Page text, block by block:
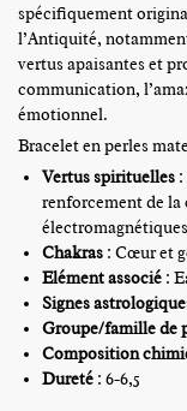
spécifiquement
l’Antiquité,
vertus apaisantes et
communication,
émotionnel.
Bracelet en perles
Vertus spirituelles
renforcement de
Chakras : Cœuret
Elément associé :
Signes
Groupe/famille de
Composition
Dureté : 6-6,5